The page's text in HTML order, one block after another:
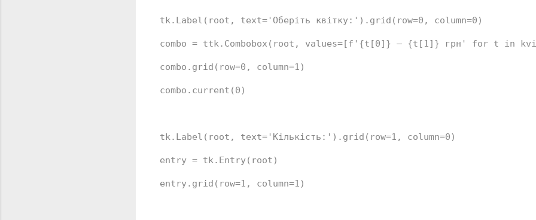
tk.Label(root, text= 'Оберіть квітку:' ).grid(row=0 , column=0)
combo = ttk.Combobox(root, values=[f' {t[0]} – {t[1]} грн' for t in
combo.grid(row=0 , column=1)
combo.current(0)
tk.Label(root, text= 'Кількість:' ).grid(row=1 , column=0)
entry = tk.Entry(root)
entry.grid(row=1 , column=1)